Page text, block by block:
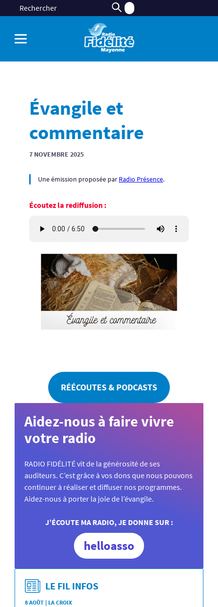
Évangile et
commentaire
7 NOVEMBRE 2025
Une émission proposée par Radio Présence.
Écoutez la rediffusion :
RÉÉCOUTES & PODCASTS
Aidez-nous à faire vivre
votre radio
RADIO FIDÉLITÉ vit de la générosité de ses
auditeurs. C’est grâce à vos dons que nous pouvons
continuer à réaliser et diffuser nos programmes.
Aidez-nous à porter la joie de l’évangile.
J’ÉCOUTE MA RADIO, JE DONNE SUR :
helloasso
LE FIL INFOS
8 AOÛT | LA CROIX